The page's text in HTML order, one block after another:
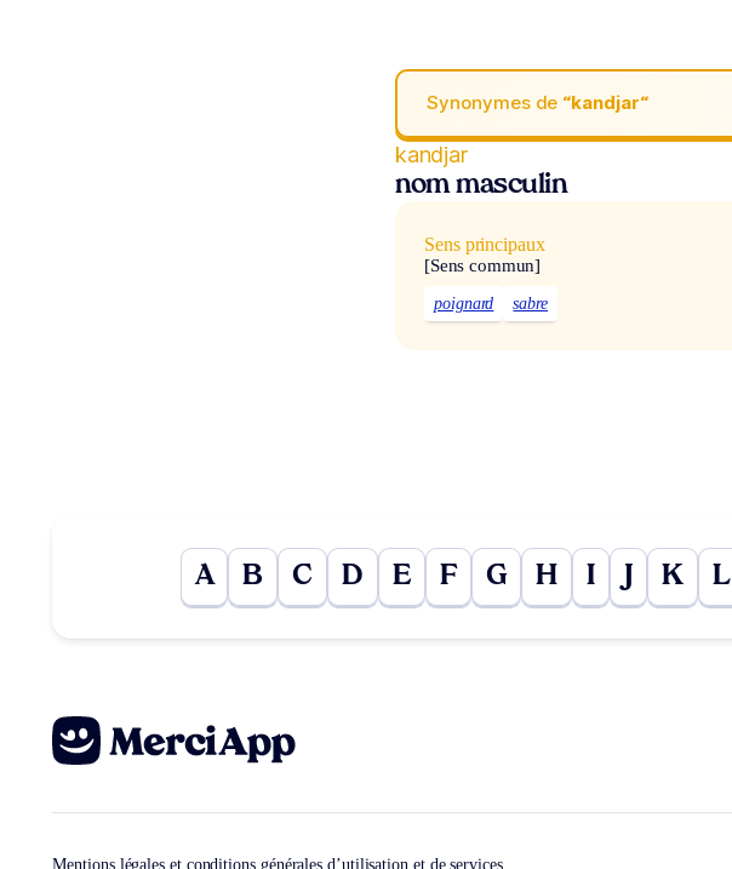
Synonymes de “kandjar“
kandjar
nom masculin
Sens principaux
[Sens commun]
poignard sabre
A B C D E F G H I J K L
Mentions légales et conditions générales d’utilisation et de services